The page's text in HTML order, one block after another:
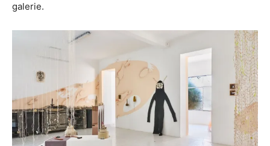
galerie.